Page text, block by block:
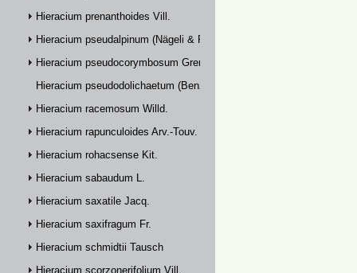
Hieracium prenanthoides Vill.
Hieracium pseudalpinum (Nägeli & Peter) Prain
Hieracium pseudocorymbosum Gremli
Hieracium pseudodolichaetum (Benz & Zahn) Zahn
Hieracium racemosum Willd.
Hieracium rapunculoides Arv.-Touv.
Hieracium rohacsense Kit.
Hieracium sabaudum L.
Hieracium saxatile Jacq.
Hieracium saxifragum Fr.
Hieracium schmidtii Tausch
Hieracium scorzonerifolium Vill.